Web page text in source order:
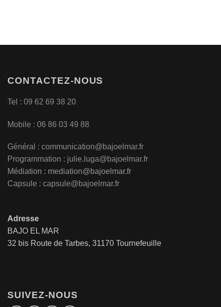
CONTACTEZ-NOUS
Tel : 09 62 69 38 20
Mobile : 06 86 03 49 88
Général : communication@bajoelmar.fr
Programmation : julie.luga@bajoelmar.fr
Médiation : mediation@bajoelmar.fr
Capsule : capsule@bajoelmar.fr
Adresse
BAJO EL MAR
32 bis Route de Tarbes, 31170 Tournefeuille
SUIVEZ-NOUS